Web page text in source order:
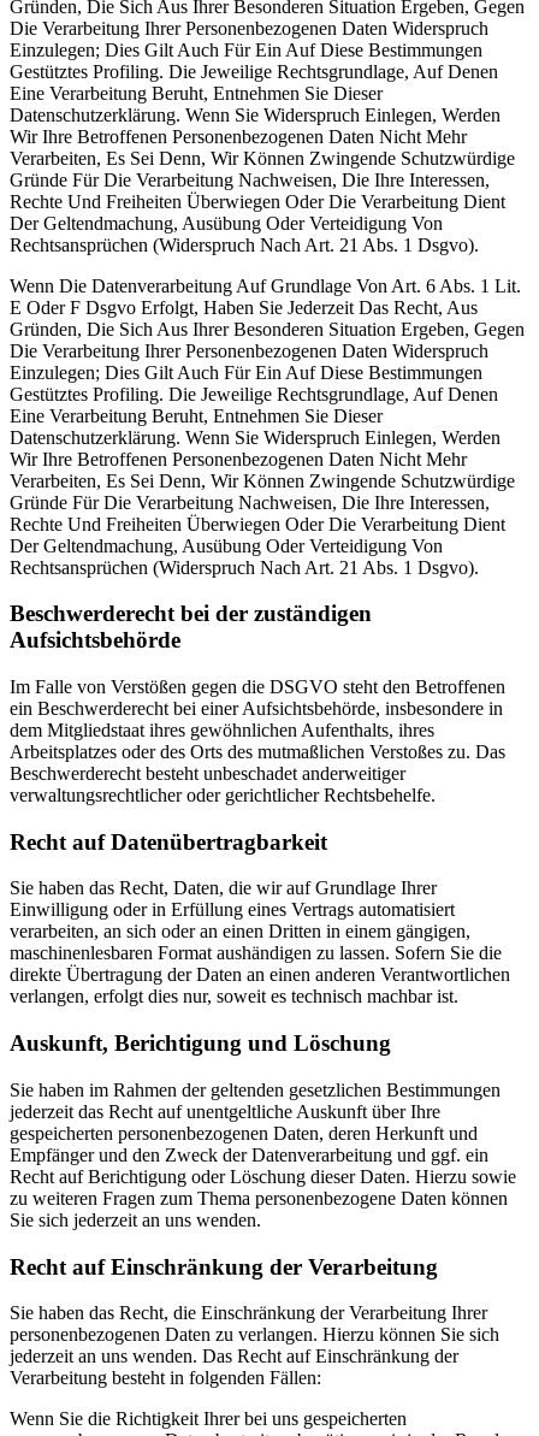
Gründen, Die Sich Aus Ihrer Besonderen Situation Ergeben, Gegen
Die Verarbeitung Ihrer Personenbezogenen Daten Widerspruch
Einzulegen; Dies Gilt Auch Für Ein Auf Diese Bestimmungen
Gestütztes Profiling. Die Jeweilige Rechtsgrundlage, Auf Denen
Eine Verarbeitung Beruht, Entnehmen Sie Dieser
Datenschutzerklärung. Wenn Sie Widerspruch Einlegen, Werden
Wir Ihre Betroffenen Personenbezogenen Daten Nicht Mehr
Verarbeiten, Es Sei Denn, Wir Können Zwingende Schutzwürdige
Gründe Für Die Verarbeitung Nachweisen, Die Ihre Interessen,
Rechte Und Freiheiten Überwiegen Oder Die Verarbeitung Dient
Der Geltendmachung, Ausübung Oder Verteidigung Von
Rechtsansprüchen (Widerspruch Nach Art. 21 Abs. 1 Dsgvo).
Wenn Die Datenverarbeitung Auf Grundlage Von Art. 6 Abs. 1 Lit.
E Oder F Dsgvo Erfolgt, Haben Sie Jederzeit Das Recht, Aus
Gründen, Die Sich Aus Ihrer Besonderen Situation Ergeben, Gegen
Die Verarbeitung Ihrer Personenbezogenen Daten Widerspruch
Einzulegen; Dies Gilt Auch Für Ein Auf Diese Bestimmungen
Gestütztes Profiling. Die Jeweilige Rechtsgrundlage, Auf Denen
Eine Verarbeitung Beruht, Entnehmen Sie Dieser
Datenschutzerklärung. Wenn Sie Widerspruch Einlegen, Werden
Wir Ihre Betroffenen Personenbezogenen Daten Nicht Mehr
Verarbeiten, Es Sei Denn, Wir Können Zwingende Schutzwürdige
Gründe Für Die Verarbeitung Nachweisen, Die Ihre Interessen,
Rechte Und Freiheiten Überwiegen Oder Die Verarbeitung Dient
Der Geltendmachung, Ausübung Oder Verteidigung Von
Rechtsansprüchen (Widerspruch Nach Art. 21 Abs. 1 Dsgvo).
Beschwerderecht bei der zuständigen
Aufsichtsbehörde
Im Falle von Verstößen gegen die DSGVO steht den Betroffenen
ein Beschwerderecht bei einer Aufsichtsbehörde, insbesondere in
dem Mitgliedstaat ihres gewöhnlichen Aufenthalts, ihres
Arbeitsplatzes oder des Orts des mutmaßlichen Verstoßes zu. Das
Beschwerderecht besteht unbeschadet anderweitiger
verwaltungsrechtlicher oder gerichtlicher Rechtsbehelfe.
Recht auf Datenübertragbarkeit
Sie haben das Recht, Daten, die wir auf Grundlage Ihrer
Einwilligung oder in Erfüllung eines Vertrags automatisiert
verarbeiten, an sich oder an einen Dritten in einem gängigen,
maschinenlesbaren Format aushändigen zu lassen. Sofern Sie die
direkte Übertragung der Daten an einen anderen Verantwortlichen
verlangen, erfolgt dies nur, soweit es technisch machbar ist.
Auskunft, Berichtigung und Löschung
Sie haben im Rahmen der geltenden gesetzlichen Bestimmungen
jederzeit das Recht auf unentgeltliche Auskunft über Ihre
gespeicherten personenbezogenen Daten, deren Herkunft und
Empfänger und den Zweck der Datenverarbeitung und ggf. ein
Recht auf Berichtigung oder Löschung dieser Daten. Hierzu sowie
zu weiteren Fragen zum Thema personenbezogene Daten können
Sie sich jederzeit an uns wenden.
Recht auf Einschränkung der Verarbeitung
Sie haben das Recht, die Einschränkung der Verarbeitung Ihrer
personenbezogenen Daten zu verlangen. Hierzu können Sie sich
jederzeit an uns wenden. Das Recht auf Einschränkung der
Verarbeitung besteht in folgenden Fällen:
Wenn Sie die Richtigkeit Ihrer bei uns gespeicherten